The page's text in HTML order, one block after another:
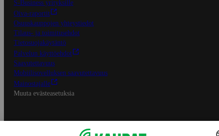
S-Business yrityksille
Oiva-raportit
Osuuskauppojen yhteystiedot
Tilaus- ja toimitusehdot
Tietosuojakäytäntö
Palvelun käyttöehdot
Saavutettavuus
Mobiilisovelluksen saavutettavuus
Mainostajalle
Muuta evästeasetuksia
S-ryhmän palvelut